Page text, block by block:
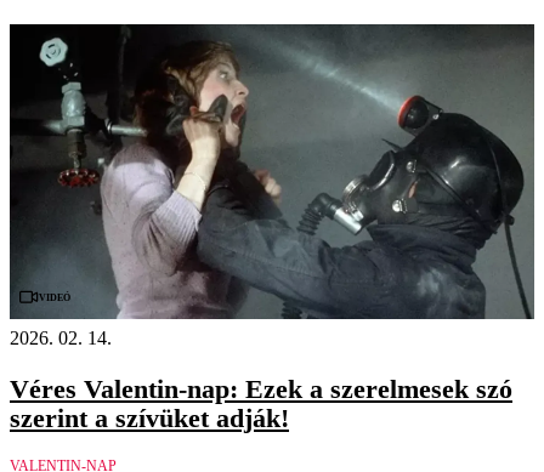
Videó
2026. 02. 14.
Véres Valentin-nap: Ezek a szerelmesek szó
szerint a szívüket adják!
VALENTIN-NAP